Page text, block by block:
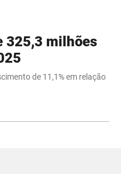
325,3 milhões
de 11,1% em relação